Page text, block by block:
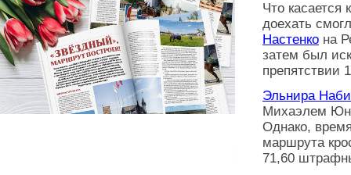
Что касается
доехать
Настенко на
затем был
препятствии
Эльнира
Михаэлем
Однако,
маршрута
71,60